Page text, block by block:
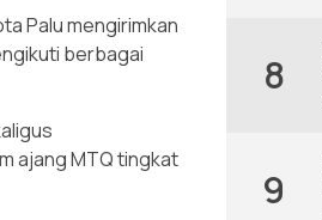
Palu mengirimkan
berbagai
ajang MTQ tingkat
8
9